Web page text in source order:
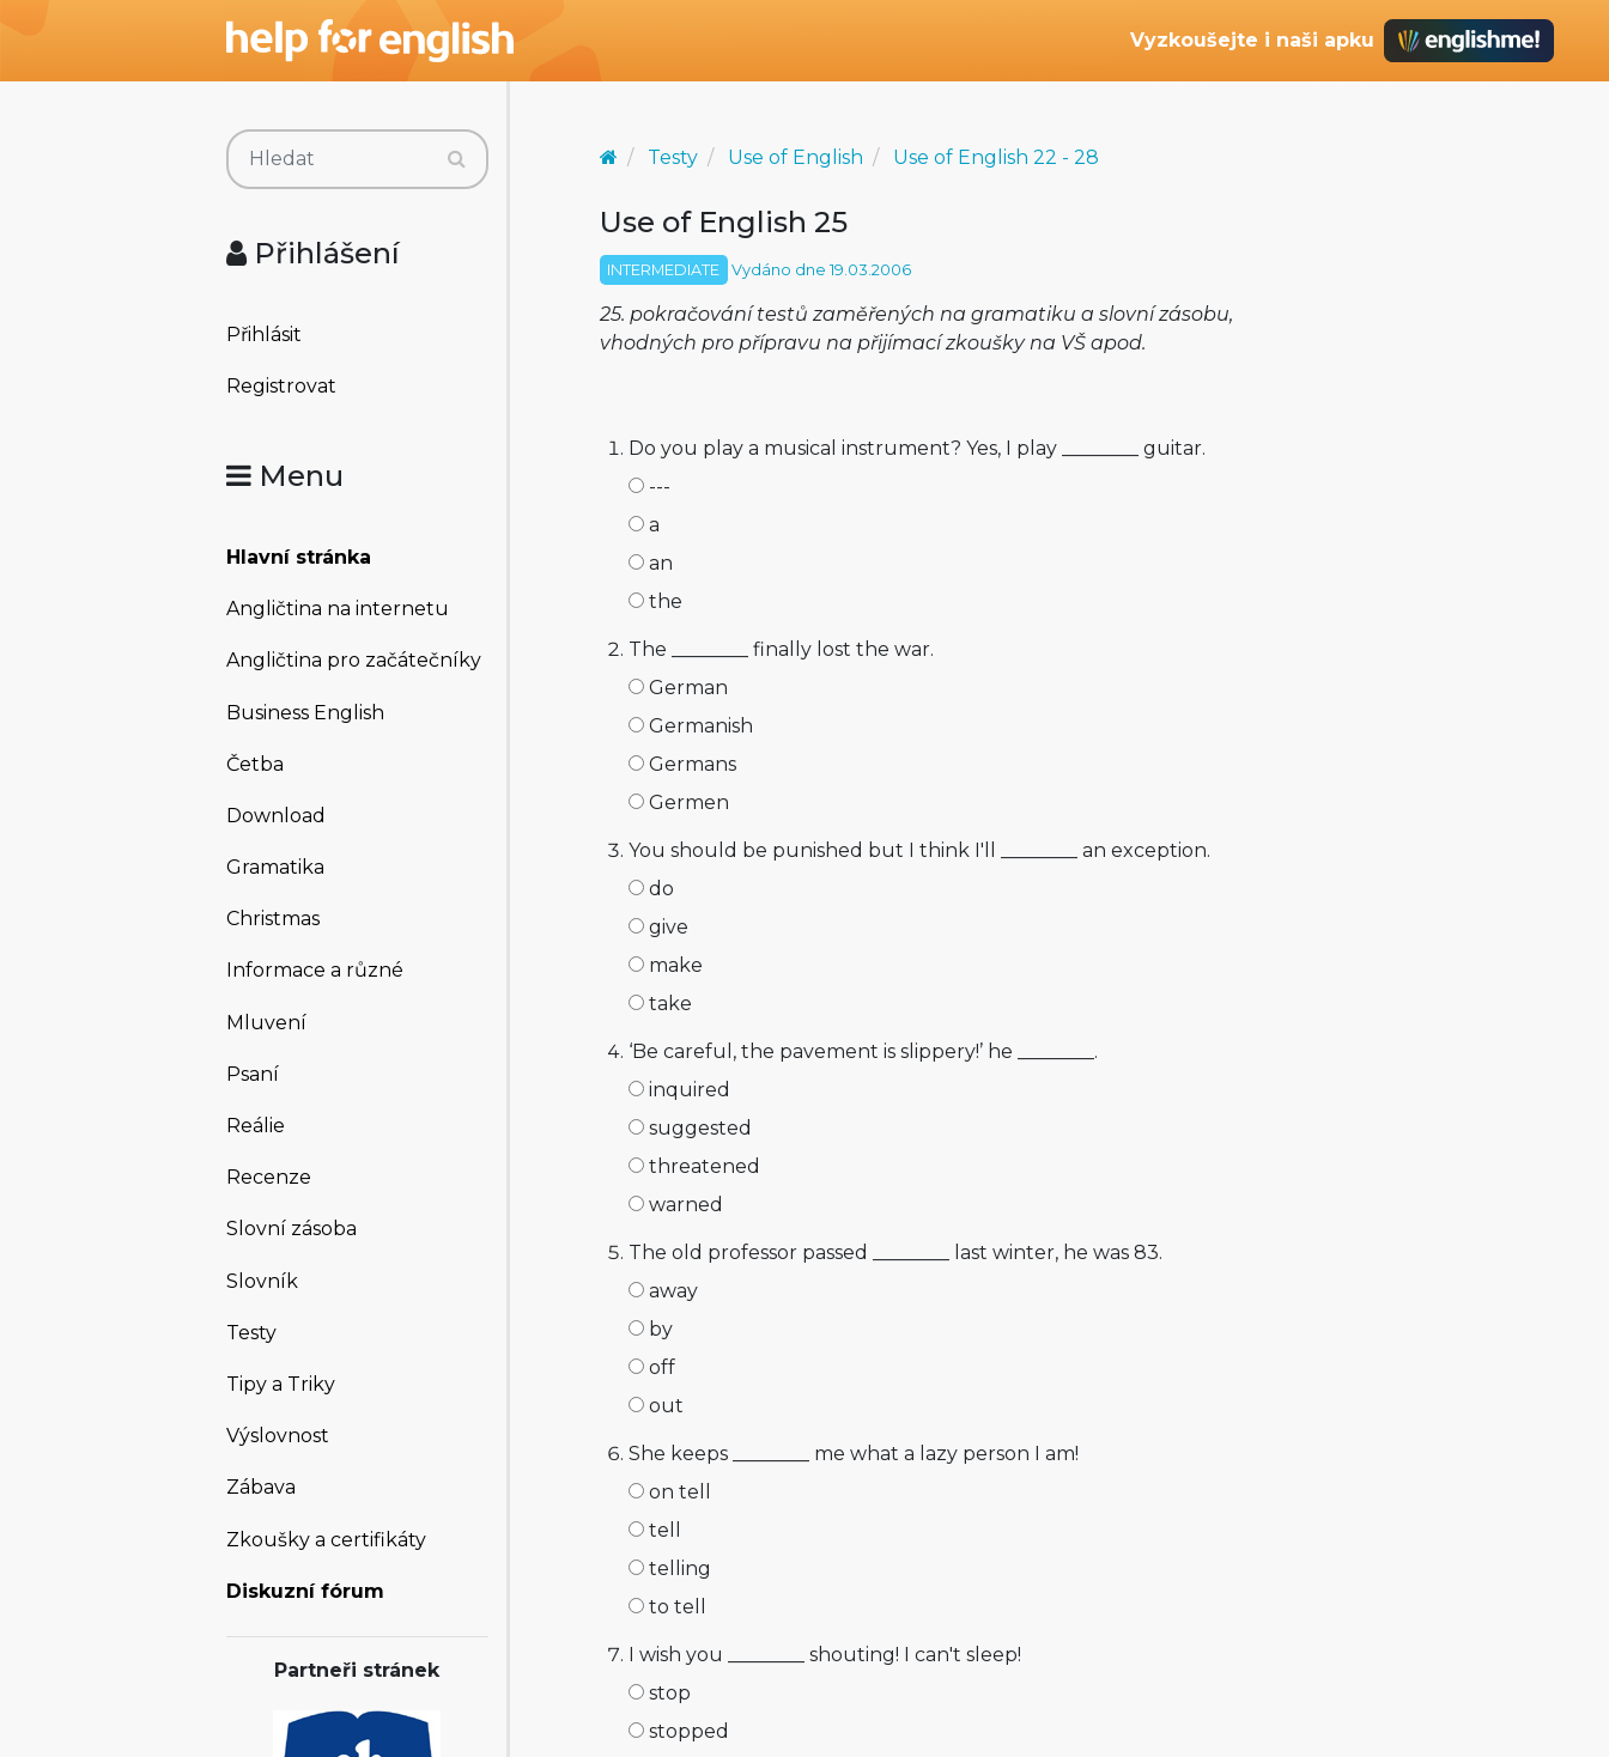
Vyzkoušejte i naši apku
Přihlášení
Přihlásit
Registrovat
Menu
Hlavní stránka
Angličtina na internetu
Angličtina pro začátečníky
Business English
Četba
Download
Gramatika
Christmas
Informace a různé
Mluvení
Psaní
Reálie
Recenze
Slovní zásoba
Slovník
Testy
Tipy a Triky
Výslovnost
Zábava
Zkoušky a certifikáty
Diskuzní fórum
Partneři stránek
Testy Use of English Use of English 22 - 28
Use of English 25
INTERMEDIATE Vydáno dne 19.03.2006
25. pokračování testů zaměřených na gramatiku a slovní zásobu,
vhodných pro přípravu na přijímací zkoušky na VŠ apod.
Do you play a musical instrument? Yes, I play ________ guitar.
---
a
an
the
The ________ finally lost the war.
German
Germanish
Germans
Germen
You should be punished but I think I'll ________ an exception.
do
give
make
take
‘Be careful, the pavement is slippery!’ he ________.
inquired
suggested
threatened
warned
The old professor passed ________ last winter, he was 83.
away
by
off
out
She keeps ________ me what a lazy person I am!
on tell
tell
telling
to tell
I wish you ________ shouting! I can't sleep!
stop
stopped